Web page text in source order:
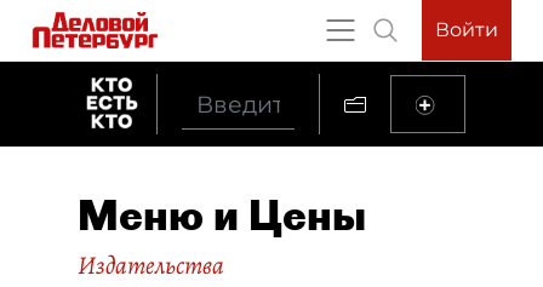
Войти
Меню и Цены
Издательства